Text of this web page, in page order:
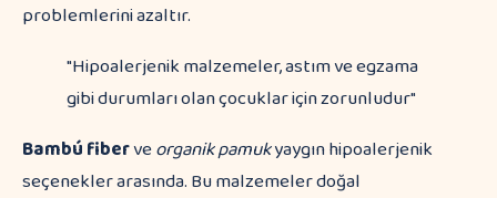
problemlerini azaltır.
"Hipoalerjenik malzemeler, astım ve egzama
gibi durumları olan çocuklar için zorunludur"
Bambú fiberveorganik pamukyaygın hipoalerjenik
seçenekler arasında. Bu malzemeler doğal